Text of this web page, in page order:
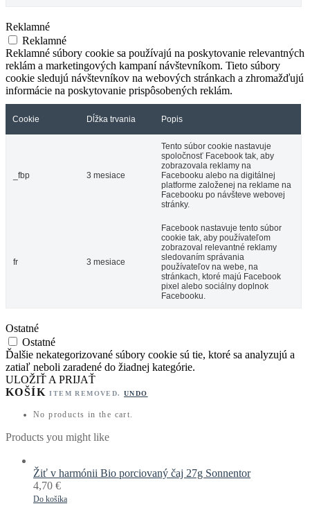
Reklamné
Reklamné
Reklamné súbory cookie sa používajú na poskytovanie relevantných
reklám a marketingových kampaní návštevníkom. Tieto súbory
cookie sledujú návštevníkov na webových stránkach a zhromažďujú
informácie na poskytovanie prispôsobených reklám.
Cookie Dĺžka trvania Popis
_fbp 3 mesiace
Tento súbor cookie nastavuje
spoločnosť Facebook tak, aby
zobrazovala reklamy na
Facebooku alebo na digitálnej
platforme založenej na reklame na
Facebooku po návšteve webovej
stránky.
fr 3 mesiace
Facebook nastavuje tento súbor
cookie tak, aby používateľom
zobrazoval relevantné reklamy
sledovaním správania
používateľov na webe, na
stránkach, ktoré majú Facebook
pixel alebo sociálny doplnok
Facebooku.
Ostatné
Ostatné
Ďalšie nekategorizované súbory cookie sú tie, ktoré sa analyzujú a
zatiaľ neboli zaradené do žiadnej kategórie.
ULOŽIŤ A PRIJAŤ
KOŠÍKITEM REMOVED.UNDO
No products in the cart.
Products you might like
Žiť v harmónii Bio porciovaný čaj 27g Sonnentor
4,70 €
Do košíka